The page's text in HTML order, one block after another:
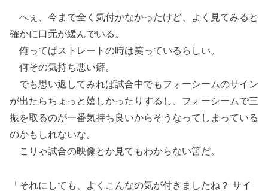
へぇ、今まで全く気付かなかったけど、よく見てみると
確かに口元が緩んでいる。
俺ってばストレートの時は笑っているらしい。
何その気持ち悪い癖。
でも思い返してみれば試合中でもフォーシームのサイン
が出たらちょっと嬉しかったりするし、フォーシームで三
振を取るのが一番気持ち良いからそうなってしまっている
のかもしれないな。
こりゃ試合の映像とか見てもわからない筈だ。
「それにしても、よくこんなの気が付きましたね？ サイ